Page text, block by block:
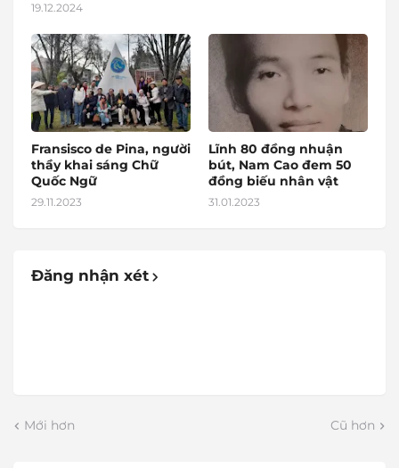
19.12.2024
Fransisco de Pina, người
thầy khai sáng Chữ
Quốc Ngữ
29.11.2023
Lĩnh 80 đồng nhuận
bút, Nam Cao đem 50
đồng biếu nhân vật
31.01.2023
Đăng nhận xét
Mới hơn Cũ hơn